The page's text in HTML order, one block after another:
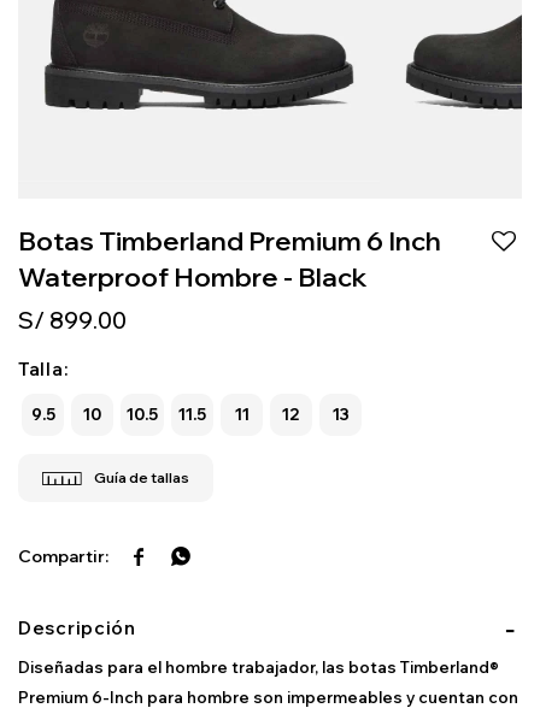
Botas Timberland Premium 6 Inch
Waterproof Hombre - Black
S/ 899.00
Talla:
9.5 10 10.5 11.5 11 12 13
 
Descripción
Diseñadas para el hombre trabajador, las botas Timberland®
Premium 6-Inch para hombre son impermeables y cuentan con